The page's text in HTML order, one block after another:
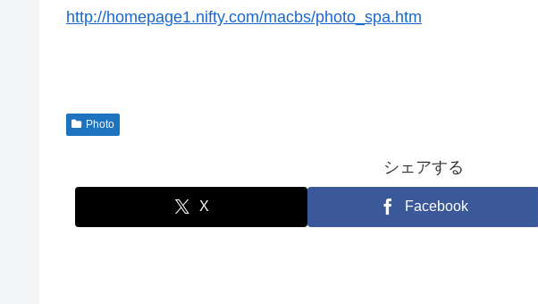
http://homepage1.nifty.com/macbs/photo_spa.htm
Photo
シェアする
X Facebook